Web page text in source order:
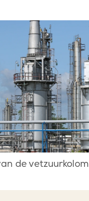
de vetzuurkolom